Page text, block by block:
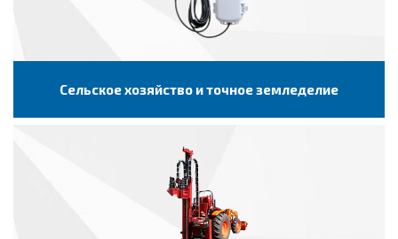
Сельское хозяйство и точное земледелие